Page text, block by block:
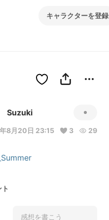
キャラクターを登録
Suzuki
8月20日 23:15 3 29